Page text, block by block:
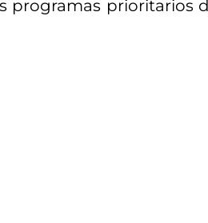
programas prioritarios